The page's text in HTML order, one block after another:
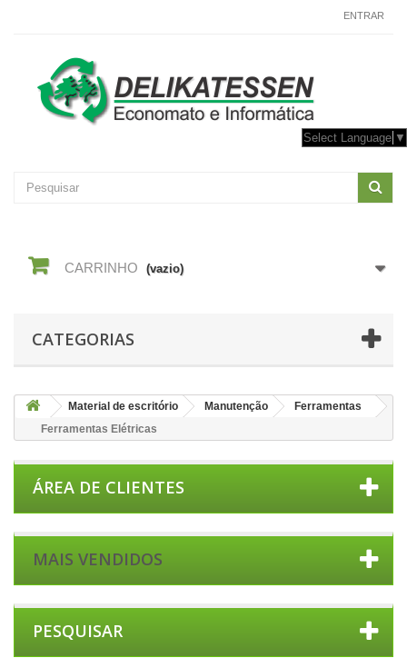
ENTRAR
Select Language ▼
CARRINHO (vazio)
CATEGORIAS
Material de escritório Manutenção
Ferramentas
Ferramentas Elétricas
ÁREA DE CLIENTES
MAIS VENDIDOS
PESQUISAR